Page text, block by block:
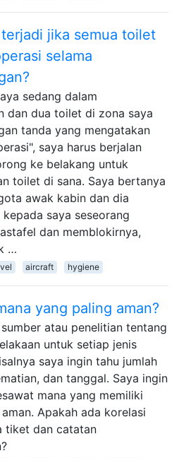
jika semua toilet
selama
sedang dalam
dan dua toilet di zona saya
tanda yang mengatakan
saya harus berjalan
ke belakang untuk
toilet di sana. Saya bertanya
awak kabin dan dia
saya seseorang
dan memblokirnya,
…
aircraft hygiene
yang paling aman?
atau penelitian tentang
untuk setiap jenis
saya ingin tahu jumlah
dan tanggal. Saya ingin
mana yang memiliki
Apakah ada korelasi
tiket dan catatan